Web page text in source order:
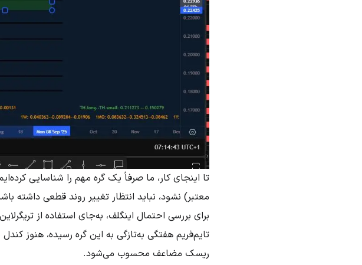
تا اینجای کار، ما صرفاً یک گره مهم را شناسایی
معتبر) نشود، نباید انتظار تغییر روند قطعی داشته
برای بررسی احتمال اینگلف، به‌جای استفاده از
تایم‌فریم هفتگی به‌تازگی به این گره رسیده، هنوز
ریسک مضاعف محسوب می‌شود.